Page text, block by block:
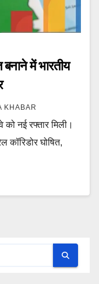
में भारतीय
KHABAR
को नई रफ्तार मिली।
घोषित,